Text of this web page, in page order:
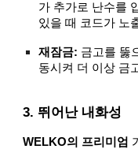
가 추가로 난수를
있을 때 코드가 노
재잠금: 금고를 뚫
동시켜 더 이상 금
3. 뛰어난 내화성
WELKO의 프리미엄